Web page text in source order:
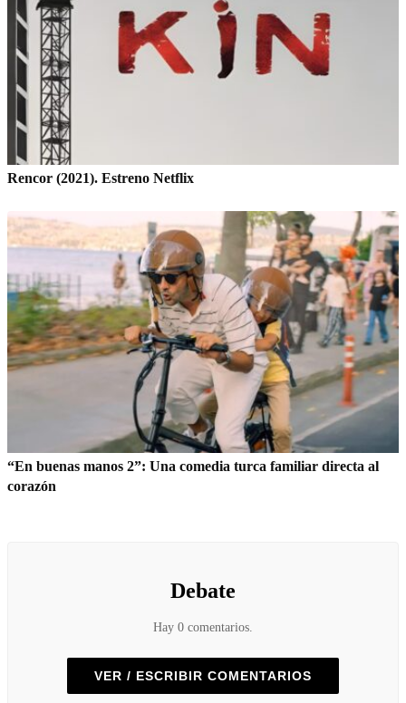
Rencor (2021). Estreno Netflix
“En buenas manos 2”: Una comedia turca familiar directa al
corazón
Debate
Hay 0 comentarios.
VER / ESCRIBIR COMENTARIOS